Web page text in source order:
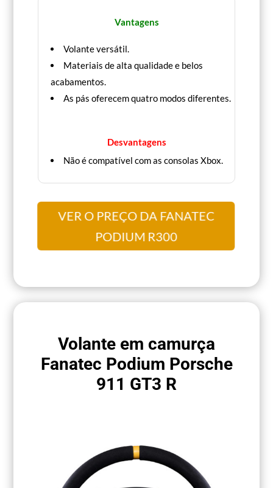
Vantagens
Volante versátil.
Materiais de alta qualidade e belos
acabamentos.
As pás oferecem quatro modos diferentes.
Desvantagens
Não é compatível com as consolas Xbox.
VER O PREÇO DA FANATEC
PODIUM R300
Volante em camurça
Fanatec Podium Porsche
911 GT3 R